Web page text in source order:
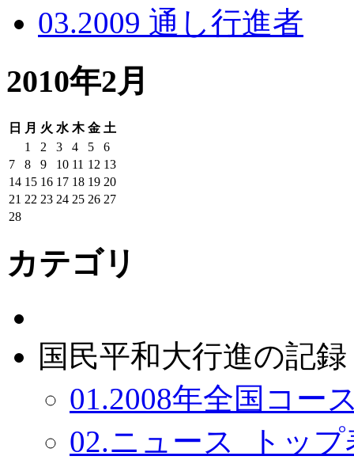
03.2009 通し行進者
2010年2月
日 月 火 水 木 金 土
1
2 3 4 5
6
7
8 9 10 11 12 13
14 15 16 17 18 19 20
21 22 23 24 25 26 27
28
カテゴリ
国民平和大行進の記録
01.2008年全国コー
02.ニュース_トップ